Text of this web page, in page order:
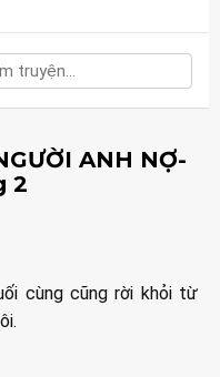
ANH NỢ-
2
cùng cũng rời khỏi từ